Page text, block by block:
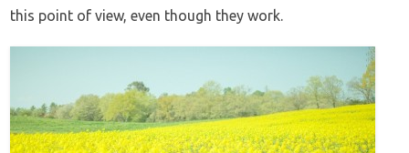
this point of view, even though they work.